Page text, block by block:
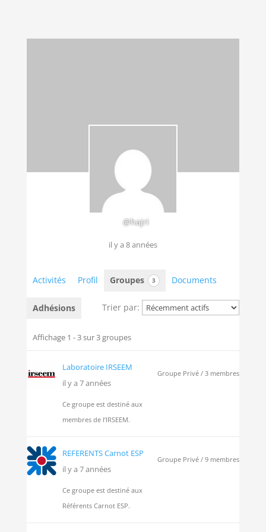
@hajri
il y a 8 années
Activités Profil Groupes 3 Documents
Adhésions
Trier par:
du
membre
Affichage 1 - 3 sur 3 groupes
Laboratoire IRSEEM
il y a 7 années
Ce groupe est destiné aux
membres de l’IRSEEM.
Groupe Privé / 3 membres
REFERENTS Carnot ESP
il y a 7 années
Ce groupe est destiné aux
Référents Carnot ESP.
Groupe Privé / 9 membres